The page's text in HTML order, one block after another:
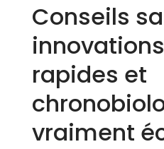
Conseils
rapides et
vraiment